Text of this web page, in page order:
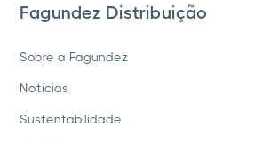
Fagundez Distribuição
Sobre a Fagundez
Notícias
Sustentabilidade